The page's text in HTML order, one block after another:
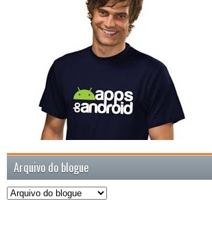
Arquivo do blogue